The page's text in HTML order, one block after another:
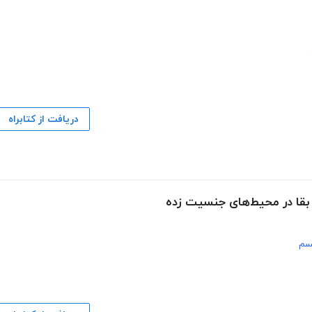
دریافت از کتابراه
بقا در محیط‌های جنسیت‌ زده